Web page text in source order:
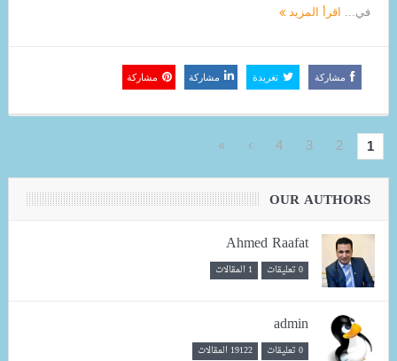
في... اقرأ المزيد
مشاركة تغريدة مشاركة مشاركة
1
2
3
4
›
»
OUR AUTHORS
Ahmed Raafat
0 تعليقات 1 المقالات
admin
0 تعليقات 19122 المقالات